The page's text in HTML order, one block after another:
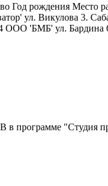
Год рождения
ул. Викулова 3.
ООО 'БМБ' ул. Бардина
в программе "Студия